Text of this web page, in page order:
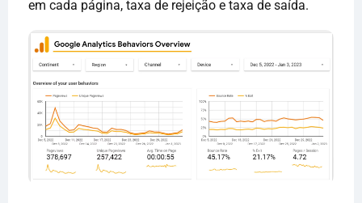
em cada página, taxa de rejeição e taxa de saída.